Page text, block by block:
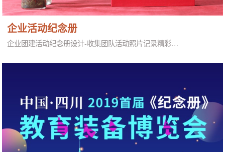
企业活动纪念册
企业团建活动纪念册设计-收集团队活动照片记录精彩…